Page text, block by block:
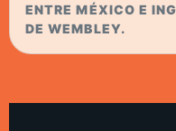
ENTRE MÉXICO E
DE WEMBLEY.